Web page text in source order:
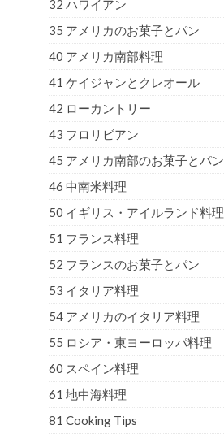
32 ハワイアン
35 アメリカのお菓子とパン
40 アメリカ南部料理
41 ケイジャンとクレオール
42 ローカントリー
43 フロリビアン
45 アメリカ南部のお菓子とパン
46 中南米料理
50 イギリス・アイルランド料理
51 フランス料理
52 フランスのお菓子とパン
53 イタリア料理
54 アメリカのイタリア料理
55 ロシア・東ヨーロッパ料理
60 スペイン料理
61 地中海料理
81 Cooking Tips